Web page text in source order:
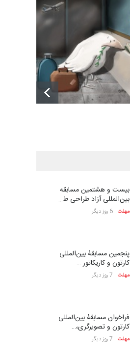
بیست و هشتمین مسابقه
بین‌المللی آزاد طراحی ط…
مهلت 6 روز دیگر
پنجمین مسابقۀ بین‌المللی
کارتون و کاریکاتور …
مهلت 7 روز دیگر
فراخوان مسابقۀ بین‌المللی
کارتون و تصویرگری،…
مهلت 7 روز دیگر